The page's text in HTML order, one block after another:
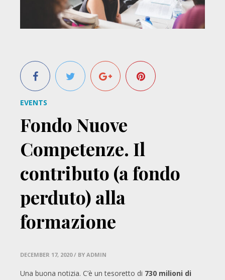
EVENTS
Fondo Nuove
Competenze. Il
contributo (a fondo
perduto) alla
formazione
DECEMBER 17, 2020 / BY ADMIN
Una buona notizia. C’è un tesoretto di 730 milioni di